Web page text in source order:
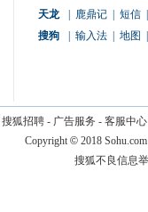
天龙
鹿鼎记 短信
搜狗
输入法 地图
搜狐招聘- 广告服务 - 客服中心
Copyright © 2018
搜狐不良信息